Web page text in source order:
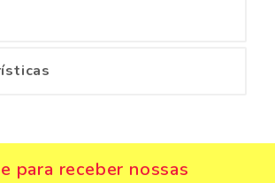
para receber nossas